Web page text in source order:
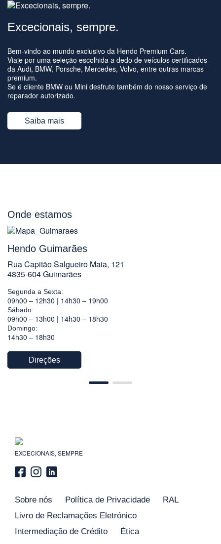
Excecionais, sempre.
Bem-vindo ao mundo exclusivo da Hendo Premium Cars.
Viaje por uma seleção escolhida a dedo de veículos certificados
da Audi, BMW, Porsche, Mercedes, Volvo, entre outras marcas
premium.
Se é cliente BMW ou Mini desfrute também do nosso serviço de
reparador autorizado.
Saiba mais
Onde estamos
Hendo Guimarães
Rua Capitão Salgueiro Maia, 121
4835-604 Guimarães
Segunda a Sexta:
09h00 – 12h30 | 14h30 – 19h00
Sábado:
09h00 – 13h00 | 14h30 – 18h30
Domingo:
14h30 – 18h30
Direções
EXCECIONAIS, SEMPRE
Sobre nós Política de Privacidade
RAL
Livro de Reclamações Eletrónico
Intermediação de Crédito
Ética